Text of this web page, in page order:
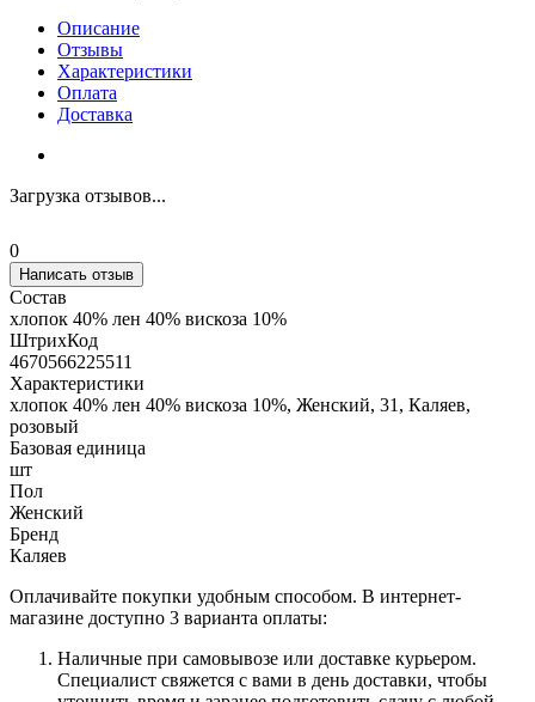
Описание
Отзывы
Характеристики
Оплата
Доставка
Загрузка отзывов...
0
Написать отзыв
Состав
хлопок 40% лен 40% вискоза 10%
ШтрихКод
4670566225511
Характеристики
хлопок 40% лен 40% вискоза 10%, Женский, 31, Каляев,
розовый
Базовая единица
шт
Пол
Женский
Бренд
Каляев
Оплачивайте покупки удобным способом. В интернет-
магазине доступно 3 варианта оплаты:
Наличные при самовывозе или доставке курьером.
Специалист свяжется с вами в день доставки, чтобы